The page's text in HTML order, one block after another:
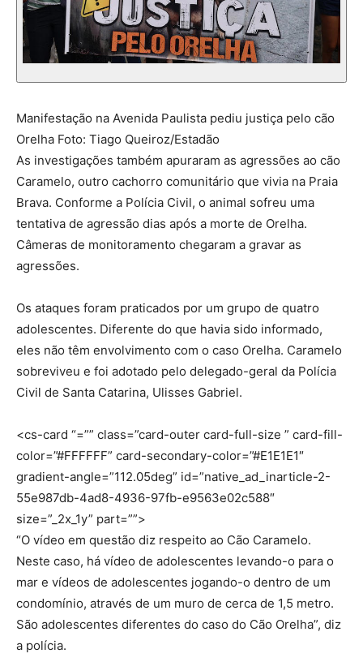
Manifestação na Avenida Paulista pediu justiça pelo cão
Orelha Foto: Tiago Queiroz/Estadão
As investigações também apuraram as agressões ao cão
Caramelo, outro cachorro comunitário que vivia na Praia
Brava. Conforme a Polícia Civil, o animal sofreu uma
tentativa de agressão dias após a morte de Orelha.
Câmeras de monitoramento chegaram a gravar as
agressões.
Os ataques foram praticados por um grupo de quatro
adolescentes. Diferente do que havia sido informado,
eles não têm envolvimento com o caso Orelha. Caramelo
sobreviveu e foi adotado pelo delegado-geral da Polícia
Civil de Santa Catarina, Ulisses Gabriel.
<cs-card “=”” class=”card-outer card-full-size ” card-fill-
color=”#FFFFFF” card-secondary-color=”#E1E1E1″
gradient-angle=”112.05deg” id=”native_ad_inarticle-2-
55e987db-4ad8-4936-97fb-e9563e02c588″
size=”_2x_1y” part=””>
“O vídeo em questão diz respeito ao Cão Caramelo.
Neste caso, há vídeo de adolescentes levando-o para o
mar e vídeos de adolescentes jogando-o dentro de um
condomínio, através de um muro de cerca de 1,5 metro.
São adolescentes diferentes do caso do Cão Orelha”, diz
a polícia.